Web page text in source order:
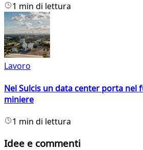
1 min di lettura
Lavoro
Nel Sulcis un data center porta nel
miniere
1 min di lettura
Idee e commenti